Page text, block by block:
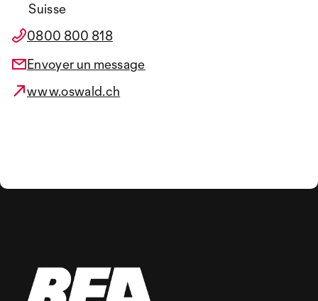
Suisse
0800 800 818
Envoyer un message
www.oswald.ch